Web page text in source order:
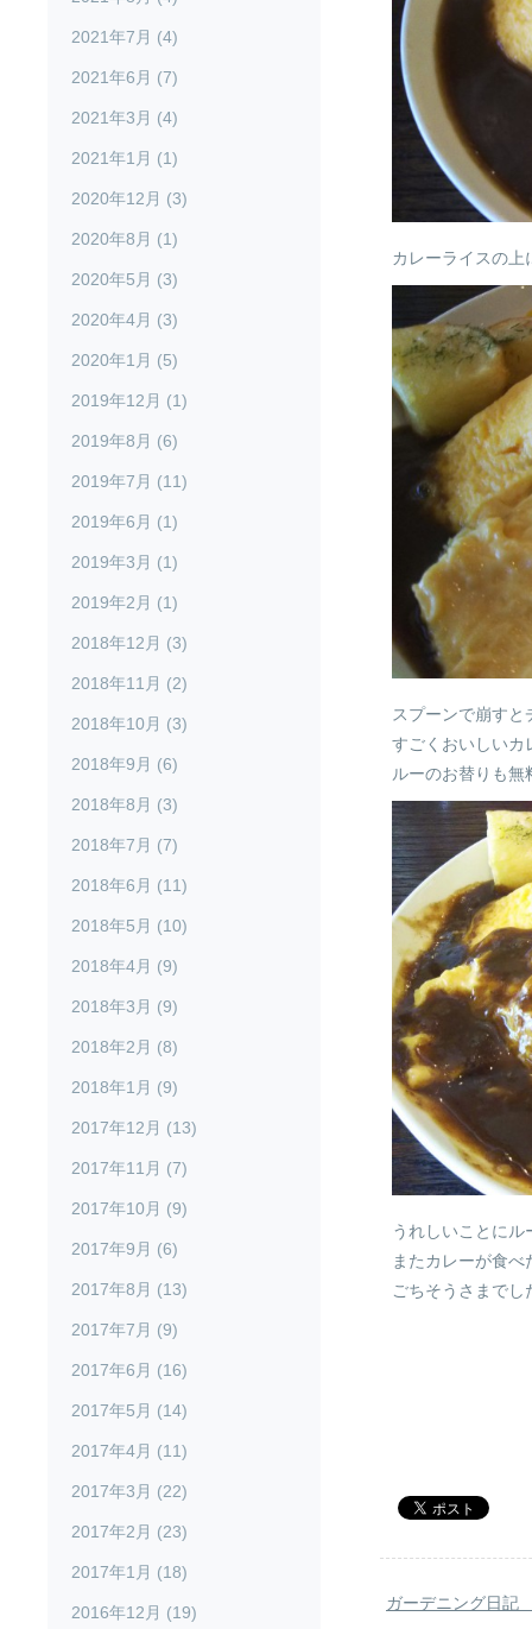
カレーライスの
スプーンで崩す
すごくおいしいカ
ルーのお替りも無
うれしいことに
またカレーが食
ごちそうさまでし
ガーデニング日
2021年7月 (4)
2021年6月 (7)
2021年3月 (4)
2021年1月 (1)
2020年12月 (3)
2020年8月 (1)
2020年5月 (3)
2020年4月 (3)
2020年1月 (5)
2019年12月 (1)
2019年8月 (6)
2019年7月 (11)
2019年6月 (1)
2019年3月 (1)
2019年2月 (1)
2018年12月 (3)
2018年11月 (2)
2018年10月 (3)
2018年9月 (6)
2018年8月 (3)
2018年7月 (7)
2018年6月 (11)
2018年5月 (10)
2018年4月 (9)
2018年3月 (9)
2018年2月 (8)
2018年1月 (9)
2017年12月 (13)
2017年11月 (7)
2017年10月 (9)
2017年9月 (6)
2017年8月 (13)
2017年7月 (9)
2017年6月 (16)
2017年5月 (14)
2017年4月 (11)
2017年3月 (22)
2017年2月 (23)
2017年1月 (18)
2016年12月 (19)